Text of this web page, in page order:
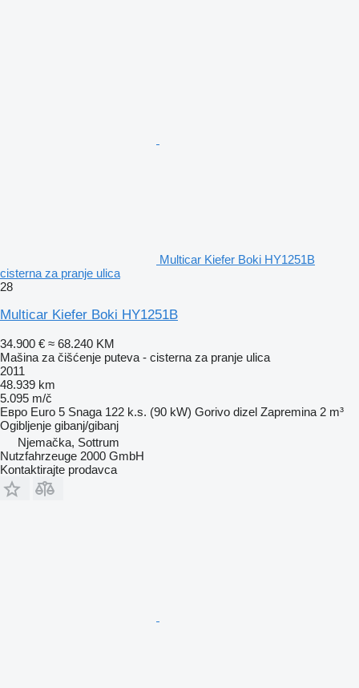
Multicar Kiefer Boki HY1251B
cisterna za pranje ulica
28
Multicar Kiefer Boki HY1251B
34.900 € ≈ 68.240 KM
Mašina za čišćenje puteva - cisterna za pranje ulica
2011
48.939 km
5.095 m/č
Евро Euro 5 Snaga 122 k.s. (90 kW) Gorivo dizel Zapremina 2 m³
Ogibljenje gibanj/gibanj
Njemačka, Sottrum
Nutzfahrzeuge 2000 GmbH
Kontaktirajte prodavca